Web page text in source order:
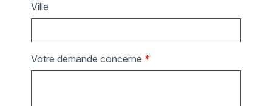
Ville
Votre demande concerne *